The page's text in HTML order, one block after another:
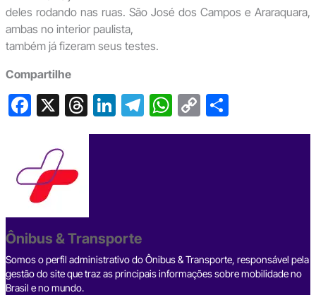
deles rodando nas ruas. São José dos Campos e Araraquara,
ambas no interior paulista,
também já fizeram seus testes.
Compartilhe
F
e
b
o
o
k
X T
hr
s
Li
n
T
el
W
h
C
o
S
h
Ônibus & Transporte
Somos o perfil administrativo do Ônibus & Transporte, responsável pela
gestão do site que traz as principais informações sobre mobilidade no
Brasil e no mundo.